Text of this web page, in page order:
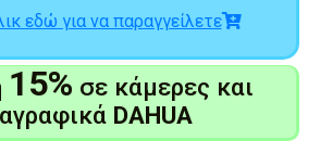
εδώ για να παραγγείλετε
15% σε κάμερες και
DAHUA